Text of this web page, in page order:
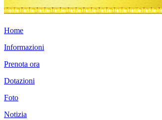
Home
Informazioni
Prenota ora
Dotazioni
Foto
Notizia